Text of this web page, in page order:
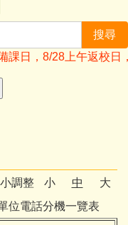
搜尋
課日，8/28上午返校
調整 小 中
大
位電話分機一覽表